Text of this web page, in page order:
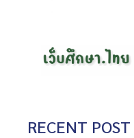
RECENT POST